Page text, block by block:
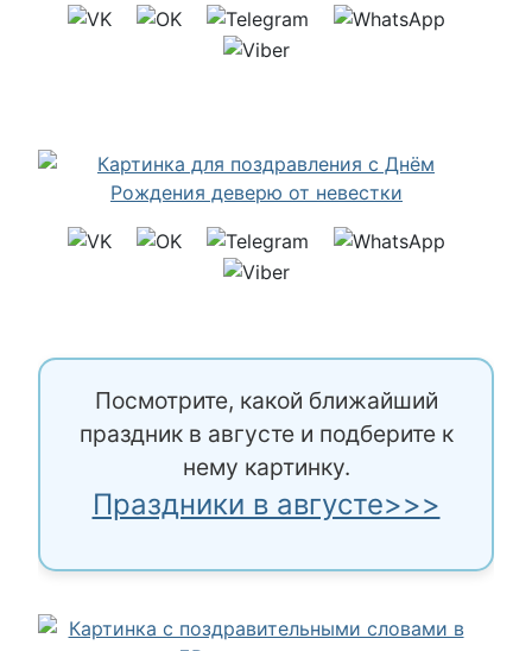
Посмотрите, какой ближайший
праздник в августе и подберите к
нему картинку.
Праздники в августе>>>